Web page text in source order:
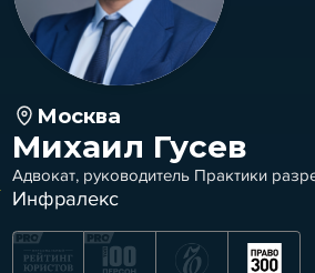
Москва
Михаил Гусев
Адвокат, руководитель Практики
Инфралекс